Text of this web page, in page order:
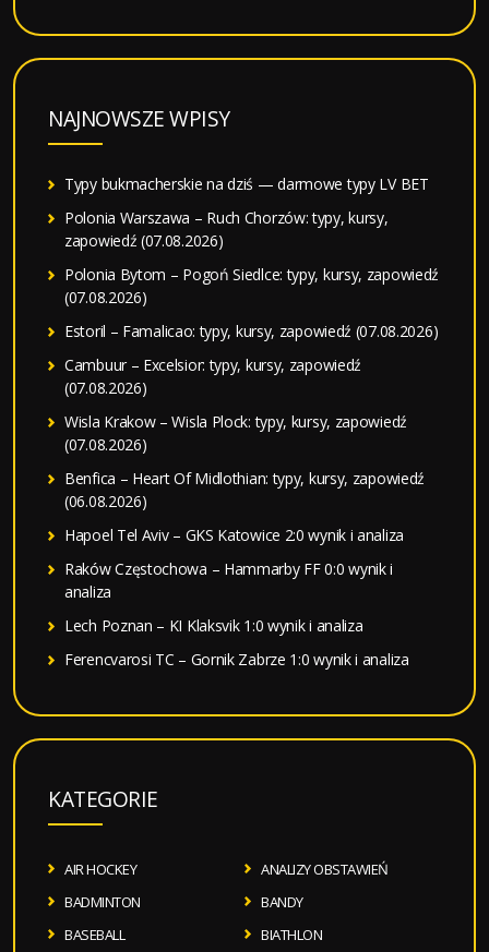
NAJNOWSZE WPISY
Typy bukmacherskie na dziś — darmowe typy LV BET
Polonia Warszawa – Ruch Chorzów: typy, kursy,
zapowiedź (07.08.2026)
Polonia Bytom – Pogoń Siedlce: typy, kursy, zapowiedź
(07.08.2026)
Estoril – Famalicao: typy, kursy, zapowiedź (07.08.2026)
Cambuur – Excelsior: typy, kursy, zapowiedź
(07.08.2026)
Wisla Krakow – Wisla Plock: typy, kursy, zapowiedź
(07.08.2026)
Benfica – Heart Of Midlothian: typy, kursy, zapowiedź
(06.08.2026)
Hapoel Tel Aviv – GKS Katowice 2:0 wynik i analiza
Raków Częstochowa – Hammarby FF 0:0 wynik i
analiza
Lech Poznan – KI Klaksvik 1:0 wynik i analiza
Ferencvarosi TC – Gornik Zabrze 1:0 wynik i analiza
KATEGORIE
AIR HOCKEY
ANALIZY OBSTAWIEŃ
BADMINTON
BANDY
BASEBALL
BIATHLON